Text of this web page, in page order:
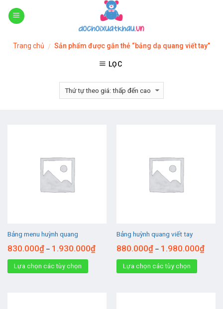
Skip
Trang chủ / Sản phẩm được gắn thẻ “bảng dạ quang viết tay”
LỌC
Bảng menu huỳnh quang
830.000₫– 1.930.000₫
Lựa chọn các tùy chọn
Bảng huỳnh quang viết tay
880.000₫– 1.980.000₫
Lựa chọn các tùy chọn